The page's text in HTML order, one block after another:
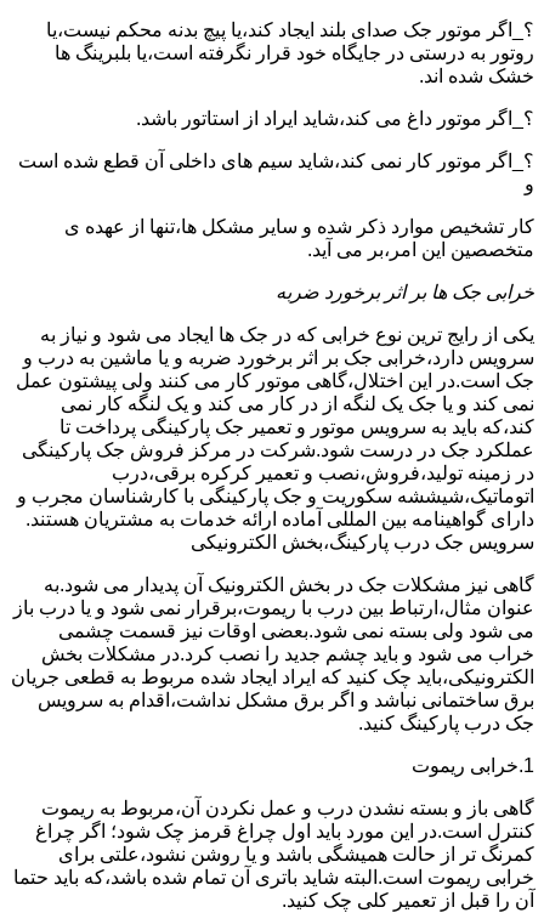
؟_اگر موتور جک صدای بلند ایجاد کند،یا پیچ بدنه محکم نیست،یا
روتور به درستی در جایگاه خود قرار نگرفته است،یا بلبرینگ ها
خشک شده اند.
؟_اگر موتور داغ می کند،شاید ایراد از استاتور باشد.
؟_اگر موتور کار نمی کند،شاید سیم های داخلی آن قطع شده است
و
کار تشخیص موارد ذکر شده و سایر مشکل ها،تنها از عهده ی
متخصصین این امر،بر می آید.
خرابی جک ها بر اثر برخورد ضربه
یکی از رایج ترین نوع خرابی که در جک ها ایجاد می شود و نیاز به
سرویس دارد،خرابی جک بر اثر برخورد ضربه و یا ماشین به درب و
جک است.در این اختلال،گاهی موتور کار می کنند ولی پیشتون عمل
نمی کند و یا جک یک لنگه از در کار می کند و یک لنگه کار نمی
کند،که باید به سرویس موتور و تعمیر جک پارکینگی پرداخت تا
عملکرد جک در درست شود.شرکت در مرکز فروش جک پارکینگی
در زمینه تولید،فروش،نصب و تعمیر کرکره برقی،درب
اتوماتیک،شیششه سکوریت و جک پارکینگی با کارشناسان مجرب و
دارای گواهینامه بین المللی آماده ارائه خدمات به مشتریان هستند.
سرویس جک درب پارکینگ،بخش الکترونیکی
گاهی نیز مشکلات جک در بخش الکترونیک آن پدیدار می شود.به
عنوان مثال،ارتباط بین درب با ریموت،برقرار نمی شود و یا درب باز
می شود ولی بسته نمی شود.بعضی اوقات نیز قسمت چشمی
خراب می شود و باید چشم جدید را نصب کرد.در مشکلات بخش
الکترونیکی،باید چک کنید که ایراد ایجاد شده مربوط به قطعی جریان
برق ساختمانی نباشد و اگر برق مشکل نداشت،اقدام به سرویس
جک درب پارکینگ کنید.
1.خرابی ریموت
گاهی باز و بسته نشدن درب و عمل نکردن آن،مربوط به ریموت
کنترل است.در این مورد باید اول چراغ قرمز چک شود؛ اگر چراغ
کمرنگ تر از حالت همیشگی باشد و یا روشن نشود،علتی برای
خرابی ریموت است.البته شاید باتری آن تمام شده باشد،که باید حتما
آن را قبل از تعمیر کلی چک کنید.